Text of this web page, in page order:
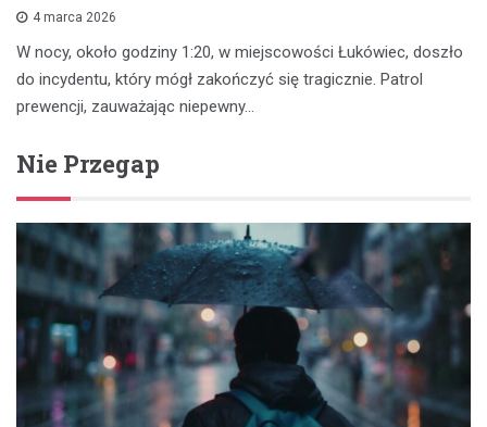
4 marca 2026
W nocy, około godziny 1:20, w miejscowości Łukówiec, doszło
do incydentu, który mógł zakończyć się tragicznie. Patrol
prewencji, zauważając niepewny…
Nie Przegap